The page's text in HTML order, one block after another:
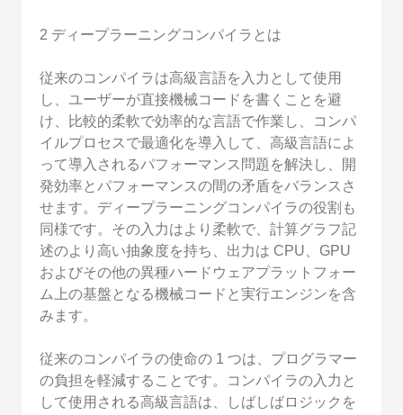
2 ディープラーニングコンパイラとは
従来のコンパイラは高級言語を入力として使用
し、ユーザーが直接機械コードを書くことを避
け、比較的柔軟で効率的な言語で作業し、コンパ
イルプロセスで最適化を導入して、高級言語によ
って導入されるパフォーマンス問題を解決し、開
発効率とパフォーマンスの間の矛盾をバランスさ
せます。ディープラーニングコンパイラの役割も
同様です。その入力はより柔軟で、計算グラフ記
述のより高い抽象度を持ち、出力は CPU、GPU
およびその他の異種ハードウェアプラットフォー
ム上の基盤となる機械コードと実行エンジンを含
みます。
従来のコンパイラの使命の 1 つは、プログラマー
の負担を軽減することです。コンパイラの入力と
して使用される高級言語は、しばしばロジックを